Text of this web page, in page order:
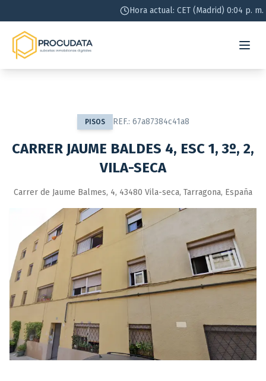
Hora actual: CET (Madrid) 0:04 p. m.
PISOS REF.: 67a87384c41a8
CARRER JAUME BALDES 4, ESC 1, 3º, 2,
VILA-SECA
Carrer de Jaume Balmes, 4, 43480 Vila-seca, Tarragona, España